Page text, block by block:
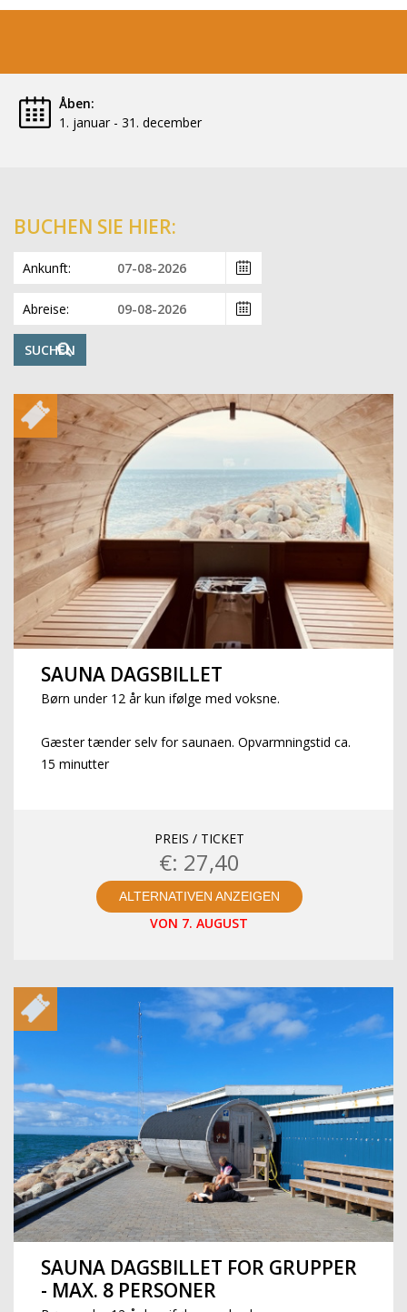
Åben:
1. januar - 31. december
BUCHEN SIE HIER:
Ankunft:
Abreise:
SUCHEN
SAUNA DAGSBILLET
Børn under 12 år kun ifølge med voksne.
Gæster tænder selv for saunaen. Opvarmningstid ca.
15 minutter
PREIS / TICKET
€: 27,40
ALTERNATIVEN ANZEIGEN
VON 7. AUGUST
SAUNA DAGSBILLET FOR GRUPPER
- MAX. 8 PERSONER